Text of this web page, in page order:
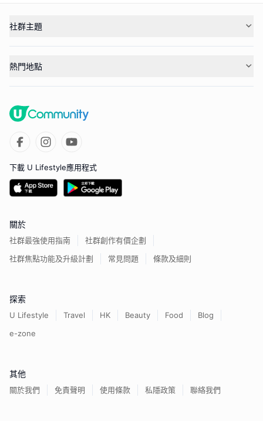
社群主題
熱門地點
下載 U Lifestyle應用程式
關於
社群最強使用指南
社群創作有價企劃
社群焦點功能及升級計劃
常見問題 條款及細則
探索
U Lifestyle Travel HK Beauty Food
Blog
e-zone
其他
關於我們 免責聲明 使用條款 私隱政策 聯絡我們